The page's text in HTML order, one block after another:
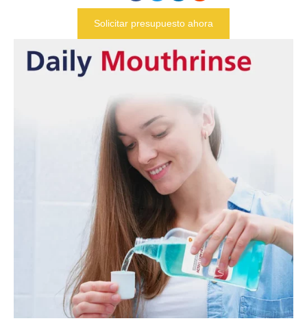
Solicitar presupuesto ahora